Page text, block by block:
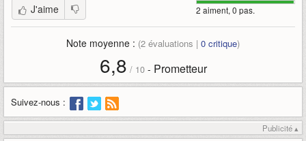
2 aiment, 0 pas.
J'aime
Note moyenne : (2 évaluations | 0 critique)
6,8 / 10- Prometteur
Suivez-nous :
Publicité ▴